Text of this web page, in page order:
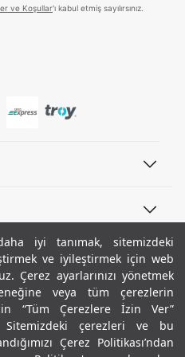
iyi tanımak, sitemizdeki
ve iyileştirmek için web
Çerez ayarlarınızı yönetmek
veya tüm çerezlerin
“Tüm Çerezlere İzin Ver”
Sitemizdeki çerezleri ve bu
Çerez Politikası’ndan
ve Koşullar'ı kabul etmiş sayılırsınız.